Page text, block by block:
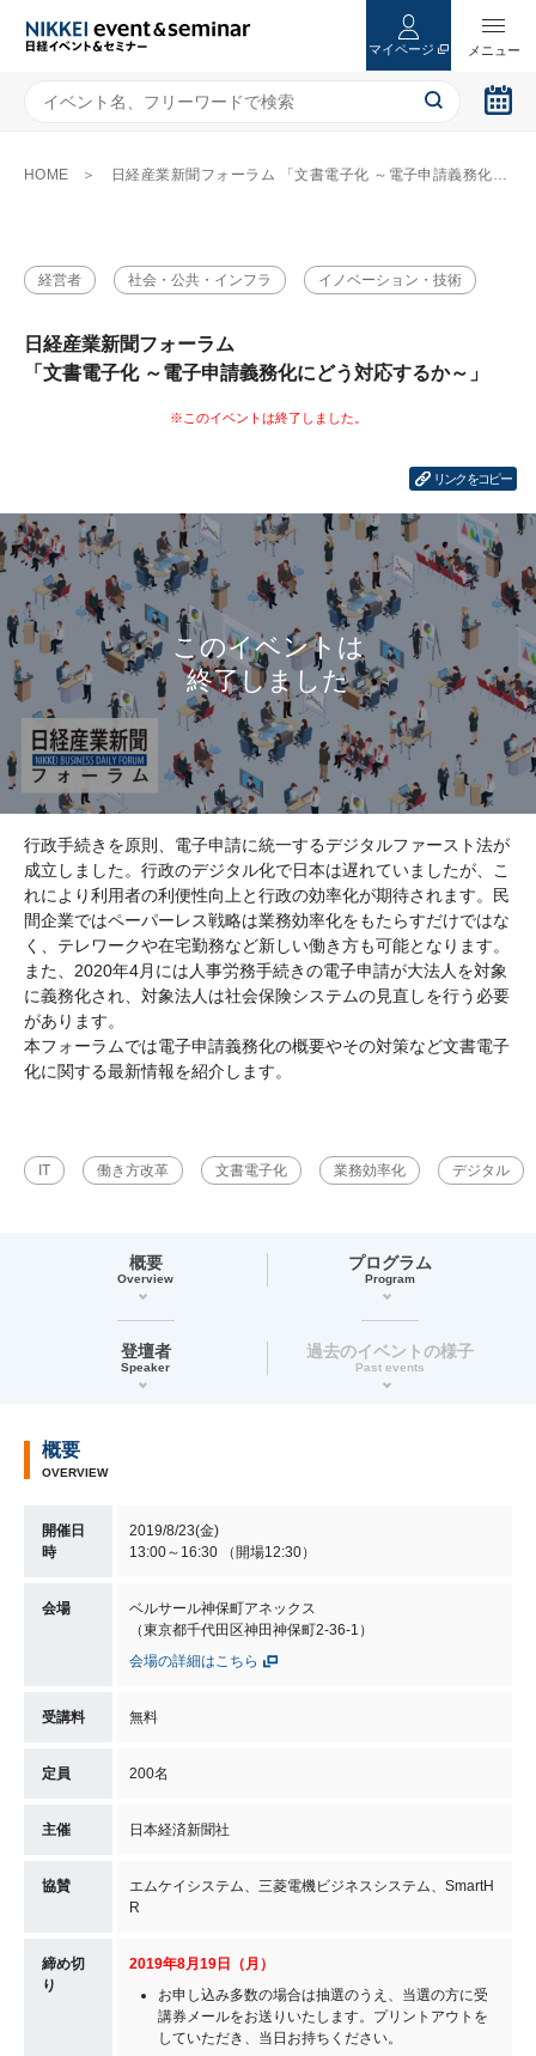
マイページ
HOME 日経産業新聞フォーラム 「文書電子化 ～電子申請義務化にどう対応するか～」
経営者 社会・公共・インフラ イノベーション・技術
日経産業新聞フォーラム
「文書電子化 ～電子申請義務化にどう対応するか～」
リンクをコピー
行政手続きを原則、電子申請に統一するデジタルファースト法が
成立しました。行政のデジタル化で日本は遅れていましたが、こ
れにより利用者の利便性向上と行政の効率化が期待されます。民
間企業ではペーパーレス戦略は業務効率化をもたらすだけではな
く、テレワークや在宅勤務など新しい働き方も可能となります。
また、2020年4月には人事労務手続きの電子申請が大法人を対象
に義務化され、対象法人は社会保険システムの見直しを行う必要
があります。
本フォーラムでは電子申請義務化の概要やその対策など文書電子
化に関する最新情報を紹介します。
IT 働き方改革 文書電子化 業務効率化 デジタル
概要
Overview
プログラム
Program
登壇者
Speaker
過去のイベントの様子
Past events
概要
OVERVIEW
開催日
時
2019/8/23(金)
13:00～16:30 （開場12:30）
会場
ベルサール神保町アネックス
（東京都千代田区神田神保町2-36-1）
会場の詳細はこちら
受講料 無料
定員 200名
主催 日本経済新聞社
協賛
エムケイシステム、三菱電機ビジネスシステム、SmartH
R
締め切
り
2019年8月19日（月）
お申し込み多数の場合は抽選のうえ、当選の方に受
講券メールをお送りいたします。プリントアウトを
していただき、当日お持ちください。